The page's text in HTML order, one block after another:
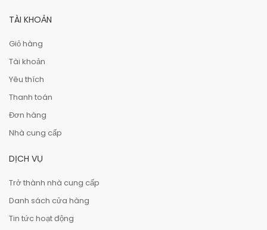
TÀI KHOẢN
Giỏ hàng
Tài khoản
Yêu thích
Thanh toán
Đơn hàng
Nhà cung cấp
DỊCH VỤ
Trở thành nhà cung cấp
Danh sách cửa hàng
Tin tức hoạt động